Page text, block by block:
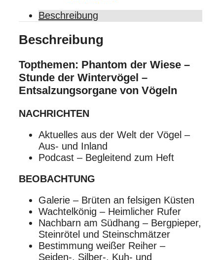
Beschreibung
Beschreibung
Topthemen: Phantom der Wiese –
Stunde der Wintervögel –
Entsalzungsorgane von Vögeln
NACHRICHTEN
Aktuelles aus der Welt der Vögel –
Aus- und Inland
Podcast – Begleitend zum Heft
BEOBACHTUNG
Galerie – Brüten an felsigen Küsten
Wachtelkönig – Heimlicher Rufer
Nachbarn am Südhang – Bergpieper,
Steinrötel und Steinschmätzer
Bestimmung weißer Reiher –
Seiden-, Silber-, Kuh- und